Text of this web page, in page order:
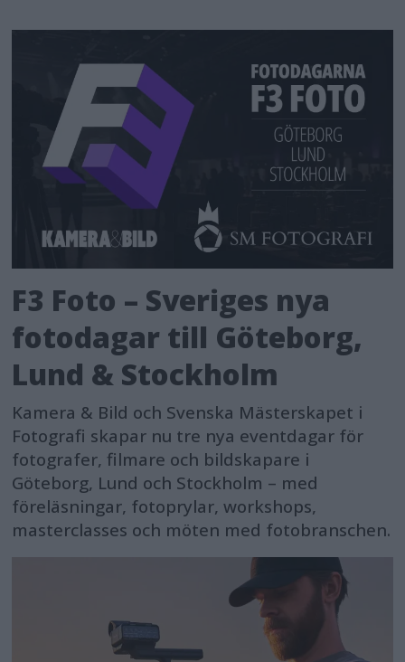
F3 Foto – Sveriges nya
fotodagar till Göteborg,
Lund & Stockholm
Kamera & Bild och Svenska Mästerskapet i
Fotografi skapar nu tre nya eventdagar för
fotografer, filmare och bildskapare i
Göteborg, Lund och Stockholm – med
föreläsningar, fotoprylar, workshops,
masterclasses och möten med fotobranschen.